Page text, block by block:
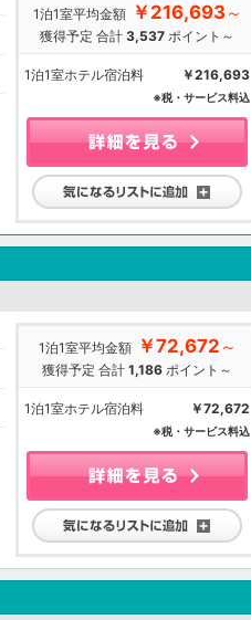
1泊1室平均金額 ￥216,693～
獲得予定 合計 3,537 ポイント～
1泊1室ホテル宿泊料 ￥216,693
※税・サービス料込
1泊1室平均金額 ￥72,672 ～
獲得予定 合計 1,186 ポイント～
1泊1室ホテル宿泊料 ￥72,672
※税・サービス料込